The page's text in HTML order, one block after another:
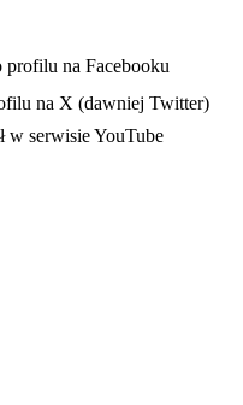
karcie
profilu na Facebooku
na X (dawniej Twitter)
karcie
w serwisie YouTube